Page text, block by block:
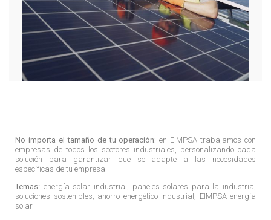
No importa el tamaño de tu operación: en EIMPSA trabajamos con
empresas de todos los sectores industriales, personalizando cada
solución para garantizar que se adapte a las necesidades
específicas de tu empresa.
Temas: energía solar industrial, paneles solares para la industria,
soluciones sostenibles, ahorro energético industrial, EIMPSA energía
solar.